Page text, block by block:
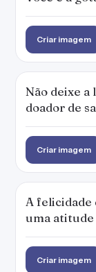
Criar imagem
Não deixe a
doador de
Criar imagem
A felicidade
uma atitude
Criar imagem